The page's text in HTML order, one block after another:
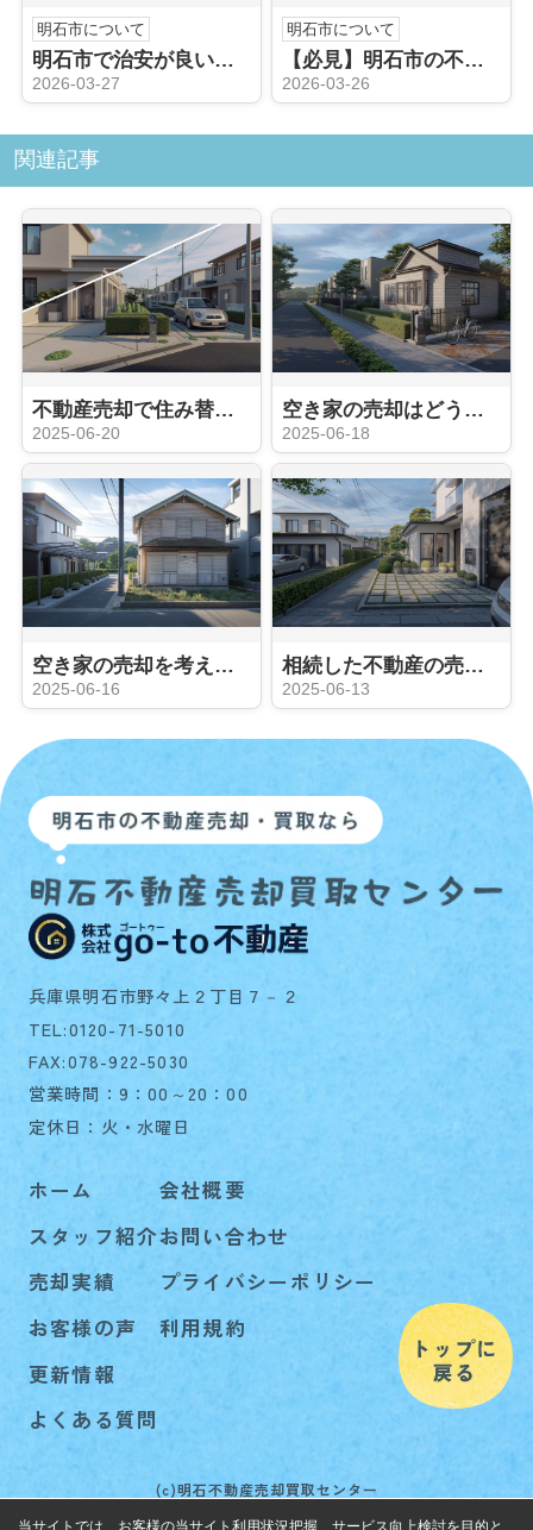
明石市について
明石市で治安が良いエリアはどこ？安心して住める地域や特徴を紹介
2026-03-27
明石市について
【必見】明石市の不動産売却相場は？戸建て・マンション・土地の価格目安を解説
2026-03-26
関連記事
不動産売却で住み替えを考える時の注意点は？失敗しないポイントを紹介
2025-06-20
空き家の売却はどう進めるべき？相談先や準備の流れを紹介
2025-06-18
空き家の売却を考えたとき税金はどうなる？費用や控除のポイントも解説
2025-06-16
相続した不動産の売却時期はいつが良い？タイミングや注意点もまとめて解説
2025-06-13
兵庫県明石市野々上２丁目７－２
TEL:0120-71-5010
FAX:078-922-5030
営業時間：9：00～20：00
定休日：火・水曜日
ホーム
スタッフ紹介
売却実績
お客様の声
更新情報
よくある質問
会社概要
お問い合わせ
プライバシーポリシー
利用規約
(c)明石不動産売却買取センター
当サイトでは、お客様の当サイト利用状況把握、サービス向上検討を目的と